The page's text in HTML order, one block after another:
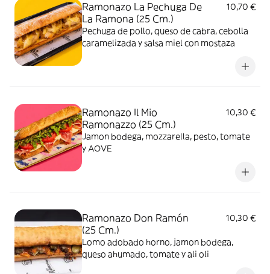
Ramonazo La Pechuga De
La Ramona (25 Cm.)
10,70 €
Pechuga de pollo, queso de cabra, cebolla
caramelizada y salsa miel con mostaza
Ramonazo Il Mio
Ramonazzo (25 Cm.)
10,30 €
Jamon bodega, mozzarella, pesto, tomate
y AOVE
Ramonazo Don Ramón
(25 Cm.)
10,30 €
Lomo adobado horno, jamon bodega,
queso ahumado, tomate y ali oli